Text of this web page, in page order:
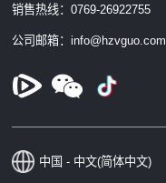
销售热线：0769-26922755
公司邮箱：info@hzvguo.com
中国 - 中文(简体中文)